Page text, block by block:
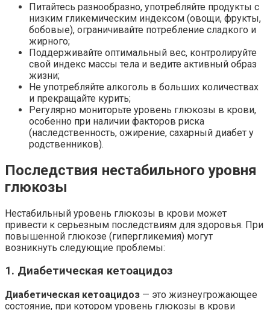
Питайтесь разнообразно, употребляйте продукты с
низким гликемическим индексом (овощи, фрукты,
бобовые), ограничивайте потребление сладкого и
жирного;
Поддерживайте оптимальный вес, контролируйте
свой индекс массы тела и ведите активный образ
жизни;
Не употребляйте алкоголь в больших количествах
и прекращайте курить;
Регулярно мониторьте уровень глюкозы в крови,
особенно при наличии факторов риска
(наследственность, ожирение, сахарный диабет у
родственников).
Последствия нестабильного уровня
глюкозы
Нестабильный уровень глюкозы в крови может
привести к серьезным последствиям для здоровья. При
повышенной глюкозе (гипергликемия) могут
возникнуть следующие проблемы:
1. Диабетическая кетоацидоз
Диабетическая кетоацидоз — это жизнеугрожающее
состояние, при котором уровень глюкозы в крови